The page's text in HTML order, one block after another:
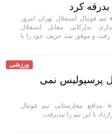
کرد
تیم فوتبال استقلال تهران امروز
تدارکاتی مقابل استقلال
رفت و موفق شد حریف خود را با
ورزشی
پرسپولیس نمی
مدافع مجارستانی تیم فوتبال
با این تیم را نپذیرفت.